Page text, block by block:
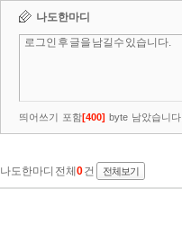
나도한마디
띄어쓰기 포함[400] byte 남았습니다.
나도한마디 전체 0건 전체보기